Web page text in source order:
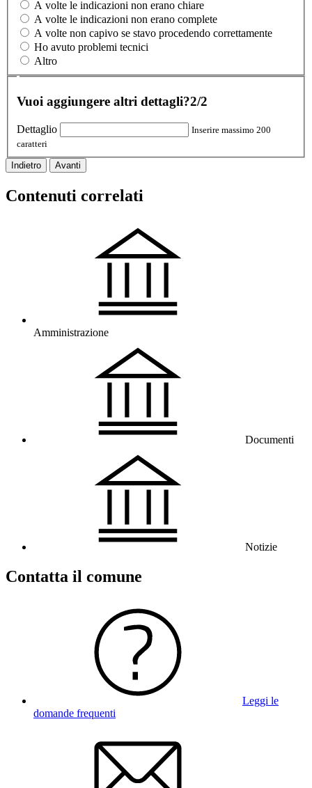
A volte le indicazioni non erano chiare
A volte le indicazioni non erano complete
A volte non capivo se stavo procedendo correttamente
Ho avuto problemi tecnici
Altro
Vuoi aggiungere altri dettagli?2/2
Dettaglio
Inserire massimo 200
caratteri
Indietro Avanti
Contenuti correlati
Amministrazione
Documenti
Notizie
Contatta il comune
Leggi le
domande frequenti